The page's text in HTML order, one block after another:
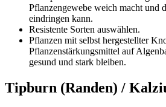
Pflanzengewebe weich macht und
eindringen kann.
Resistente Sorten auswählen.
Pflanzen mit selbst hergestellter
Pflanzenstärkungsmittel auf
gesund und stark bleiben.
Tipburn (Randen) /